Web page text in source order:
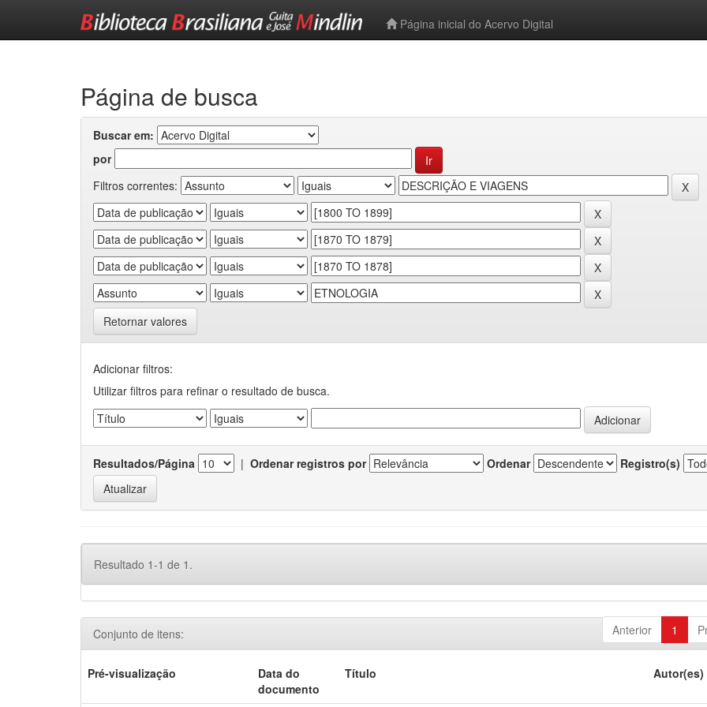
Página inicial do Acervo Digital
Página de busca
Buscar em:
por
Filtros correntes:
Retornar valores
Adicionar filtros:
Utilizar filtros para refinar o resultado de busca.
Resultados/Página | Ordenar registros por Ordenar Registro(s)
Resultado 1-1 de 1.
Anterior 1
Conjunto de itens:
Pré-visualização
Data do
documento
Título Autor(es)